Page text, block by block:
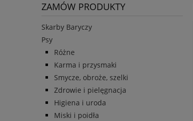
ZAMÓW PRODUKTY
Skarby Baryczy
Psy
Różne
Karma i przysmaki
Smycze, obroże, szelki
Zdrowie i pielęgnacja
Higiena i uroda
Miski i poidła